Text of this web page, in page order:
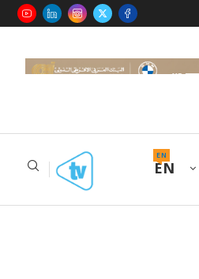
EN
EN